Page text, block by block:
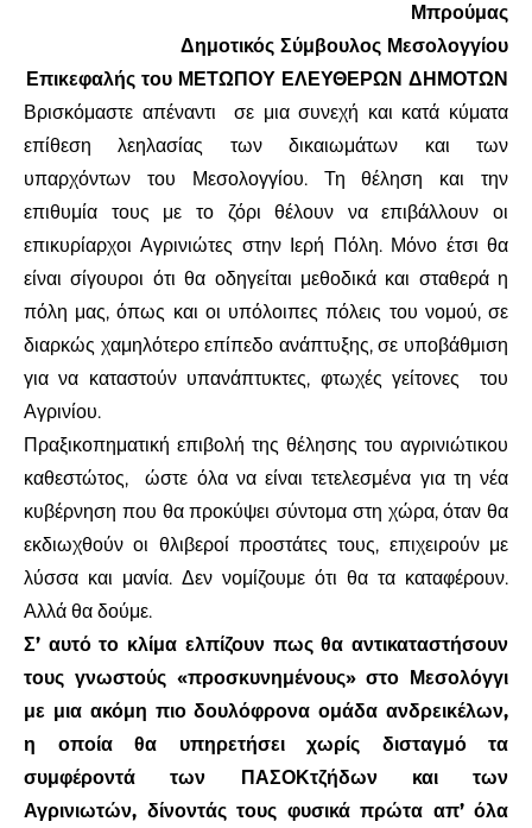
Μπρούμας
Δημοτικός Σύμβουλος Μεσολογγίου
Επικεφαλής του ΜΕΤΩΠΟΥ ΕΛΕΥΘΕΡΩΝ ΔΗΜΟΤΩΝ
Βρισκόμαστε απέναντι
σε μια συνεχή και κατά κύματα
επίθεση λεηλασίας των δικαιωμάτων και των
υπαρχόντων του Μεσολογγίου. Τη θέληση και την
επιθυμία τους με το ζόρι θέλουν να επιβάλλουν οι
επικυρίαρχοι Αγρινιώτες στην Ιερή Πόλη. Μόνο έτσι θα
είναι σίγουροι ότι θα οδηγείται μεθοδικά και σταθερά η
πόλη μας, όπως και οι υπόλοιπες πόλεις του νομού, σε
διαρκώς χαμηλότερο επίπεδο ανάπτυξης, σε υποβάθμιση
για να καταστούν υπανάπτυκτες, φτωχές γείτονες
του
Αγρινίου.
Πραξικοπηματική επιβολή της θέλησης του αγρινιώτικου
καθεστώτος,
ώστε όλα να είναι τετελεσμένα για τη νέα
κυβέρνηση που θα προκύψει σύντομα στη χώρα, όταν θα
εκδιωχθούν οι θλιβεροί προστάτες τους, επιχειρούν με
λύσσα και μανία. Δεν νομίζουμε ότι θα τα καταφέρουν.
Αλλά θα δούμε.
Σ’ αυτό το κλίμα ελπίζουν πως θα αντικαταστήσουν
τους γνωστούς «προσκυνημένους» στο Μεσολόγγι
με μια ακόμη πιο δουλόφρονα ομάδα ανδρεικέλων,
η οποία θα υπηρετήσει χωρίς δισταγμό τα
συμφέροντά των ΠΑΣΟΚτζήδων και των
Αγρινιωτών, δίνοντάς τους φυσικά πρώτα απ’ όλα